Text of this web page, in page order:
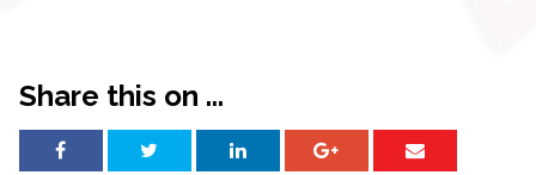
Share this on ...